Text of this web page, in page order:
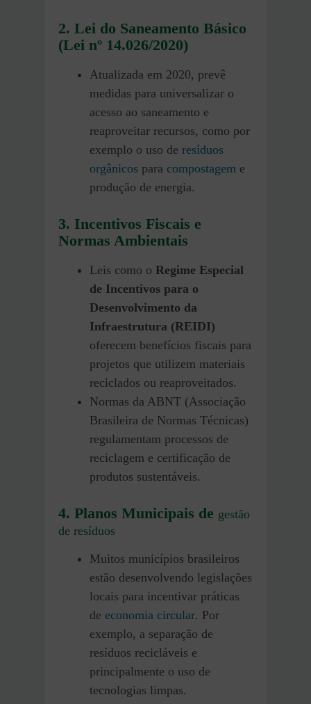
2. Lei do Saneamento Básico
(Lei nº 14.026/2020)
Atualizada em 2020, prevê
medidas para universalizar o
acesso ao saneamento e
reaproveitar recursos, como por
exemplo o uso de resíduos
orgânicos para compostagem e
produção de energia.
3. Incentivos Fiscais e
Normas Ambientais
Leis como o Regime Especial
de Incentivos para o
Desenvolvimento da
Infraestrutura (REIDI)
oferecem benefícios fiscais para
projetos que utilizem materiais
reciclados ou reaproveitados.
Normas da ABNT (Associação
Brasileira de Normas Técnicas)
regulamentam processos de
reciclagem e certificação de
produtos sustentáveis.
4. Planos Municipais de gestão
de resíduos
Muitos municípios brasileiros
estão desenvolvendo legislações
locais para incentivar práticas
de economia circular. Por
exemplo, a separação de
resíduos recicláveis e
principalmente o uso de
tecnologias limpas.